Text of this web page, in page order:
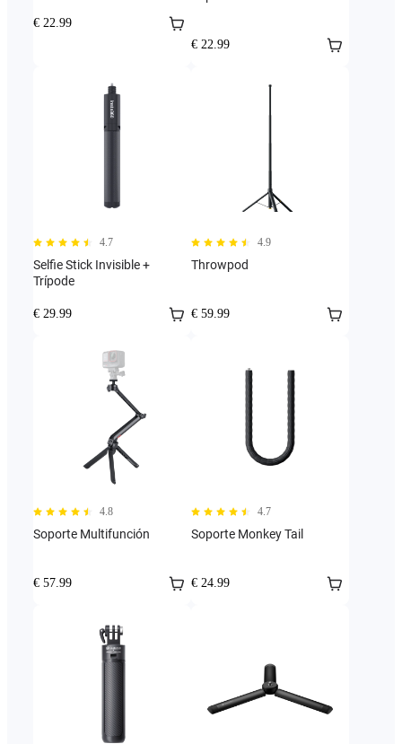
€ 22.99
€ 22.99
4.7
Selfie Stick Invisible +
Trípode
€ 29.99
4.9
Throwpod
€ 59.99
4.8
Soporte Multifunción
€ 57.99
4.7
Soporte Monkey Tail
€ 24.99